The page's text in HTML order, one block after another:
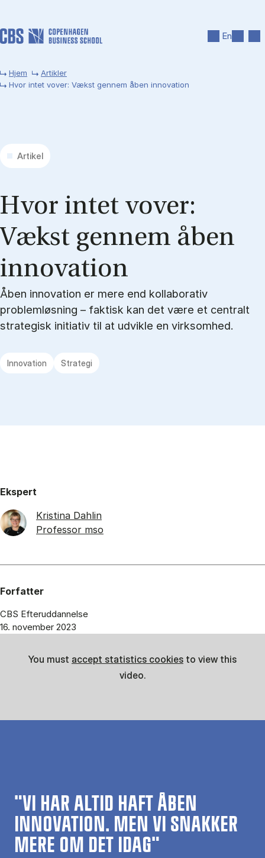
En
Hjem
Artikler
Hvor intet vover: Vækst gennem åben innovation
Artikel
Hvor in­tet vover:
Vækst gen­nem åben
in­nova­tion
Åben innovation er mere end kollaborativ
problemløsning – faktisk kan det være et centralt
strategisk initiativ til at udvikle en virksomhed.
Innovation Strategi
Ekspert
Kristina Dahlin
Professor mso
Forfatter
CBS Efteruddannelse
16. november 2023
"VI HAR ALTID HAFT ÅBEN
INNOVATION. MEN VI SNAKKER
MERE OM DET IDAG"
You must accept statistics cookies to view this
video.